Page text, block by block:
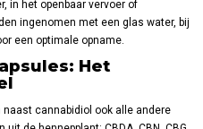
in het openbaar vervoer of
ingenomen met een glas water, bij
een optimale opname.
Het
naast cannabidiol ook alle andere